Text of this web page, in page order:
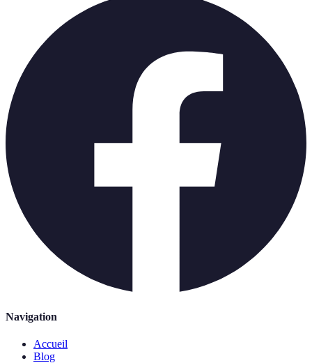
Navigation
Accueil
Blog